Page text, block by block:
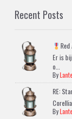
Recent Posts
Er is
o...
By
RE:
By